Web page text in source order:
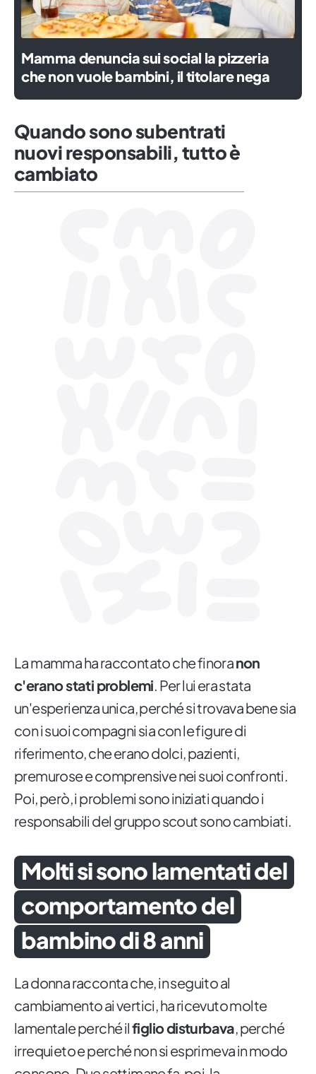
Mamma denuncia sui social la pizzeria
che non vuole bambini, il titolare nega
Quando sono subentrati
nuovi responsabili, tutto è
cambiato
La mamma ha raccontato che finoranon
c'erano stati problemi. Per lui era stata
un'esperienza unica, perché si trovava bene sia
con i suoi compagni sia con le figure di
riferimento, che erano dolci, pazienti,
premurose e comprensive nei suoi confronti.
Poi, però, i problemi sono iniziati quando i
responsabili del gruppo scout sono cambiati.
Molti si sono lamentati del
comportamento del
bambino di 8 anni
La donna racconta che, in seguito al
cambiamento ai vertici, ha ricevuto molte
lamentale perché ilfiglio disturbava, perché
irrequieto e perché non si esprimeva in modo